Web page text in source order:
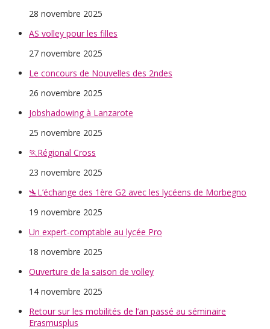
28 novembre 2025
AS volley pour les filles
27 novembre 2025
Le concours de Nouvelles des 2ndes
26 novembre 2025
Jobshadowing à Lanzarote
25 novembre 2025
🏃Régional Cross
23 novembre 2025
🛬L’échange des 1ère G2 avec les lycéens de Morbegno
19 novembre 2025
Un expert-comptable au lycée Pro
18 novembre 2025
Ouverture de la saison de volley
14 novembre 2025
Retour sur les mobilités de l’an passé au séminaire
Erasmusplus